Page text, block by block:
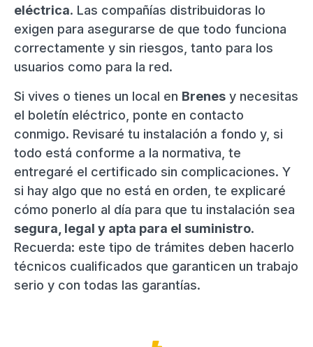
eléctrica. Las compañías distribuidoras lo
exigen para asegurarse de que todo funciona
correctamente y sin riesgos, tanto para los
usuarios como para la red.
Si vives o tienes un local en Brenes y necesitas
el boletín eléctrico, ponte en contacto
conmigo. Revisaré tu instalación a fondo y, si
todo está conforme a la normativa, te
entregaré el certificado sin complicaciones. Y
si hay algo que no está en orden, te explicaré
cómo ponerlo al día para que tu instalación sea
segura, legal y apta para el suministro.
Recuerda: este tipo de trámites deben hacerlo
técnicos cualificados que garanticen un trabajo
serio y con todas las garantías.